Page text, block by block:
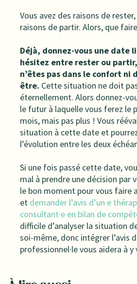
Vous avez des raisons de
raisons de partir. Alors, que
Déjà, donnez-vous une date
hésitez entre rester ou
n’êtes pas dans le confort ni
être. Cette situation ne doit
éternellement. Alors donnez-
le futur à laquelle vous ferez le
mois, mais pas plus ! Vous
situation à cette date et
l’évolution entre les deux
Si une fois passé cette date,
mal à prendre une décision par
le bon moment pour vous faire
et demander l’avis d’un·e
consultant·e en bilan de
difficile d’analyser la situation
soi-même, donc intégrer l’avis
professionnel·le vous aidera à y